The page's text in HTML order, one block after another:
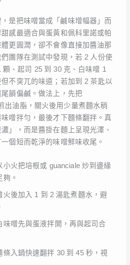
是把味噌當成「鹹味增幅器」而
感最適合與蛋黃和佩科里諾或帕
更圓潤，卻不會像直接加醬油那
團隊在測試中發現，若 2 人份使
顆、起司 25 到 30 克、白味噌 1
不突兀的味道；若加到 2 茶匙以
尾韻偏鹹。做法上，先把
出油脂，關火後用少量煮麵水稍
噌拌勻，最後才下麵條翻拌。真
」，而是醬掛在麵上呈現光澤、
個短而乾淨的味噌鮮味收尾。
小火把培根或 guanciale 炒到邊緣
夠。
火後加入 1 到 2 湯匙煮麵水，避
味噌先與蛋液拌開，再與起司合
條入鍋快速翻拌 30 到 45 秒，視